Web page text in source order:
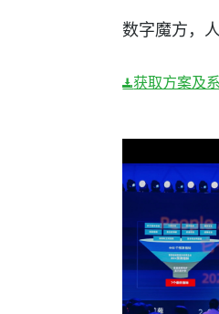
数字魔方，
获取方案及